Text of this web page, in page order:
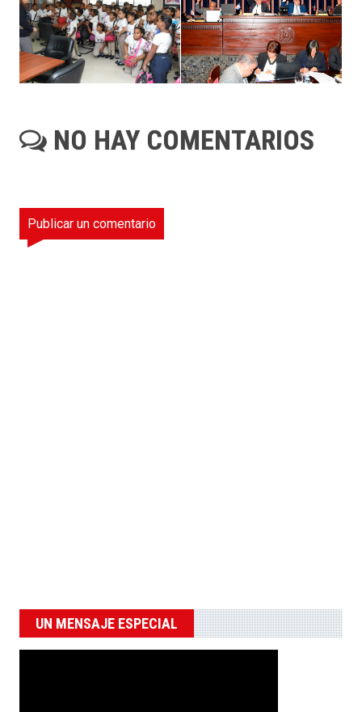
NO HAY COMENTARIOS
Publicar un comentario
UN MENSAJE ESPECIAL